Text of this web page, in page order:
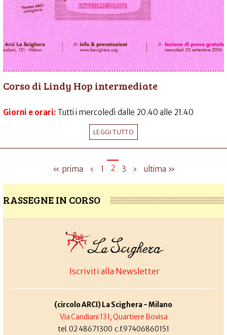
Corso di Lindy Hop intermediate
Giorni e orari: Tutti i mercoledì dalle 20.40 alle 21.40
LEGGI TUTTO
« prima ‹ 1 2 3 › ultima »
RASSEGNE IN CORSO
Iscriviti alla Newsletter
(circolo ARCI) La Scighera - Milano
Via Candiani 131, Quartiere Bovisa
tel. 02 48671300 c.f.97406860151